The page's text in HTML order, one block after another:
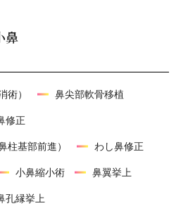
鼻
術） 鼻尖部軟骨移植
修正
柱基部前進） わし鼻修正
小鼻縮小術 鼻翼挙上
孔縁挙上